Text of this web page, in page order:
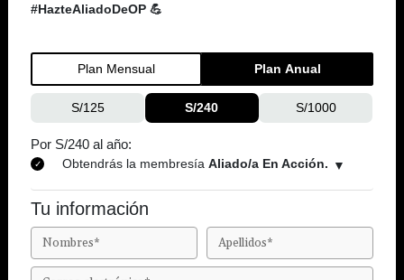
#HazteAliadoDeOP 💪
Plan Mensual Plan Anual
S/125 S/240 S/1000
Por S/240 al año:
Obtendrás la membresía Aliado/a En Acción.
Tu información